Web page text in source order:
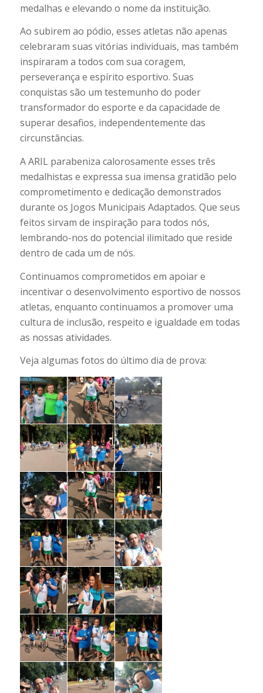
medalhas e elevando o nome da instituição.
Ao subirem ao pódio, esses atletas não apenas
celebraram suas vitórias individuais, mas também
inspiraram a todos com sua coragem,
perseverança e espírito esportivo. Suas
conquistas são um testemunho do poder
transformador do esporte e da capacidade de
superar desafios, independentemente das
circunstâncias.
A ARIL parabeniza calorosamente esses três
medalhistas e expressa sua imensa gratidão pelo
comprometimento e dedicação demonstrados
durante os Jogos Municipais Adaptados. Que seus
feitos sirvam de inspiração para todos nós,
lembrando-nos do potencial ilimitado que reside
dentro de cada um de nós.
Continuamos comprometidos em apoiar e
incentivar o desenvolvimento esportivo de nossos
atletas, enquanto continuamos a promover uma
cultura de inclusão, respeito e igualdade em todas
as nossas atividades.
Veja algumas fotos do último dia de prova: